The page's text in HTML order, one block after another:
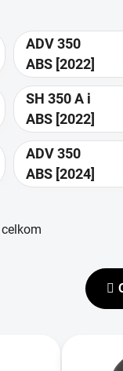
ADV 350
ABS [2022]
SH 350 A i
ABS [2022]
ADV 350
ABS [2024]